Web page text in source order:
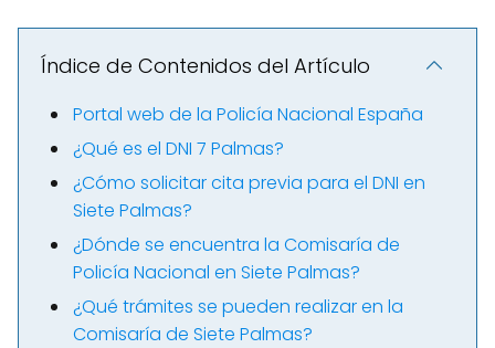
Índice de Contenidos del Artículo
Portal web de la Policía Nacional España
¿Qué es el DNI 7 Palmas?
¿Cómo solicitar cita previa para el DNI en
Siete Palmas?
¿Dónde se encuentra la Comisaría de
Policía Nacional en Siete Palmas?
¿Qué trámites se pueden realizar en la
Comisaría de Siete Palmas?